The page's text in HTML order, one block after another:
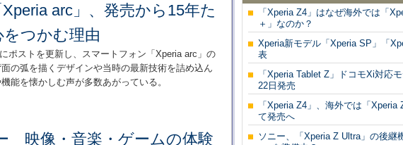
arc」、発売から15年た
つかむ理由
ポストを更新し、スマートフォン「Xperia arc」の
の弧を描くデザインや当時の最新技術を詰め込ん
能を懐かしむ声が多数あがっている。
映像・音楽・ゲームの体験
「Xperia Z4」はなぜ海外では「
＋」なのか？
Xperia新モデル「Xperia SP」「
表
「Xperia Tablet Z」ドコモXi対応
22日発売
「Xperia Z4」、海外では「Xperia
て発売へ
ソニー、「Xperia Z Ultra」の後継